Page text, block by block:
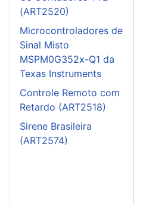
(ART2520)
Microcontroladores de
Sinal Misto
MSPM0G352x-Q1 da
Texas Instruments
Controle Remoto com
Retardo (ART2518)
Sirene Brasileira
(ART2574)